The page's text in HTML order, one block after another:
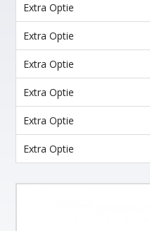
Extra Optie
Extra Optie
Extra Optie
Extra Optie
Extra Optie
Extra Optie